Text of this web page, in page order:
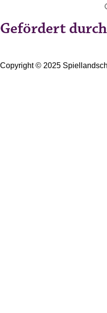
Gefördert durch
Copyright © 2025